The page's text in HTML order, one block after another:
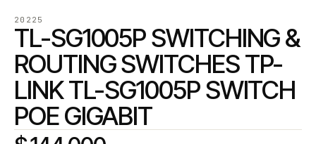
20225
TL-SG1005P SWITCHING &
ROUTING SWITCHES TP-
LINK TL-SG1005P SWITCH
POE GIGABIT